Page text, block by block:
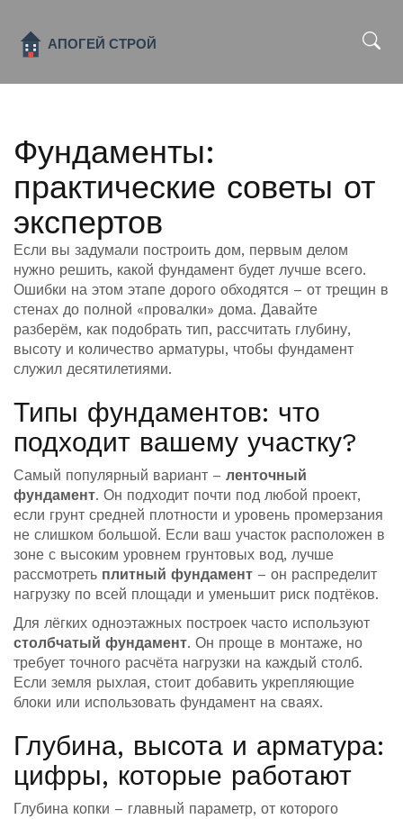
Фундаменты:
практические советы от
экспертов
Если вы задумали построить дом, первым делом
нужно решить, какой фундамент будет лучше всего.
Ошибки на этом этапе дорого обходятся – от трещин в
стенах до полной «провалки» дома. Давайте
разберём, как подобрать тип, рассчитать глубину,
высоту и количество арматуры, чтобы фундамент
служил десятилетиями.
Типы фундаментов: что
подходит вашему участку?
Самый популярный вариант – ленточный
фундамент. Он подходит почти под любой проект,
если грунт средней плотности и уровень промерзания
не слишком большой. Если ваш участок расположен в
зоне с высоким уровнем грунтовых вод, лучше
рассмотреть плитный фундамент – он распределит
нагрузку по всей площади и уменьшит риск подтёков.
Для лёгких одноэтажных построек часто используют
столбчатый фундамент. Он проще в монтаже, но
требует точного расчёта нагрузки на каждый столб.
Если земля рыхлая, стоит добавить укрепляющие
блоки или использовать фундамент на сваях.
Глубина, высота и арматура:
цифры, которые работают
Глубина копки – главный параметр, от которого